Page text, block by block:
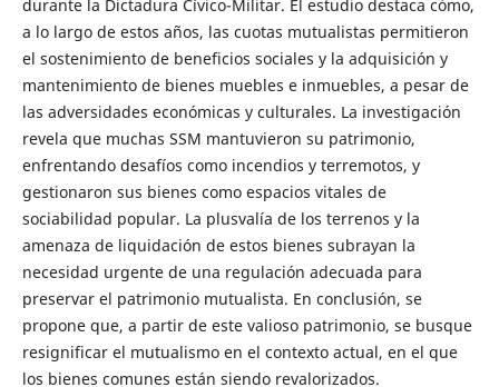
durante la Dictadura Cívico-Militar. El estudio destaca cómo,
a lo largo de estos años, las cuotas mutualistas permitieron
el sostenimiento de beneficios sociales y la adquisición y
mantenimiento de bienes muebles e inmuebles, a pesar de
las adversidades económicas y culturales. La investigación
revela que muchas SSM mantuvieron su patrimonio,
enfrentando desafíos como incendios y terremotos, y
gestionaron sus bienes como espacios vitales de
sociabilidad popular. La plusvalía de los terrenos y la
amenaza de liquidación de estos bienes subrayan la
necesidad urgente de una regulación adecuada para
preservar el patrimonio mutualista. En conclusión, se
propone que, a partir de este valioso patrimonio, se busque
resignificar el mutualismo en el contexto actual, en el que
los bienes comunes están siendo revalorizados.